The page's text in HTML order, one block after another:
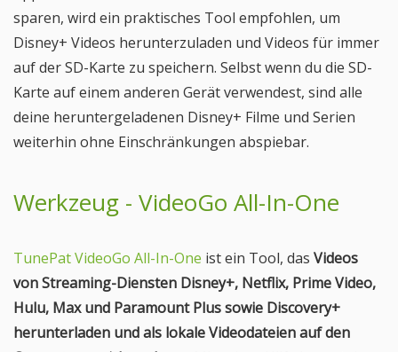
sparen, wird ein praktisches Tool empfohlen, um
Disney+ Videos herunterzuladen und Videos für immer
auf der SD-Karte zu speichern. Selbst wenn du die SD-
Karte auf einem anderen Gerät verwendest, sind alle
deine heruntergeladenen Disney+ Filme und Serien
weiterhin ohne Einschränkungen abspiebar.
Werkzeug - VideoGo All-In-One
TunePat VideoGo All-In-One ist ein Tool, das Videos
von Streaming-Diensten Disney+, Netflix, Prime Video,
Hulu, Max und Paramount Plus sowie Discovery+
herunterladen und als lokale Videodateien auf den